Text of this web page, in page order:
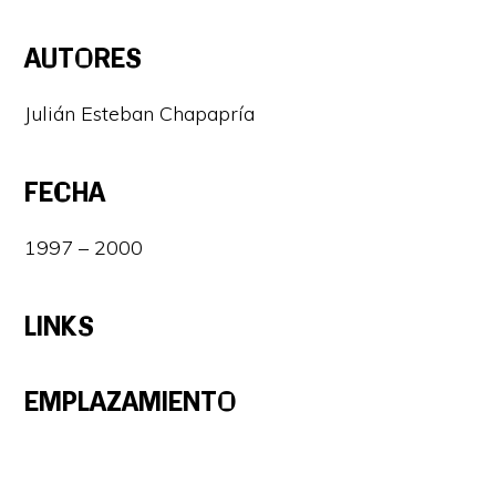
AUTORES
Julián Esteban Chapapría
FECHA
1997 – 2000
LINKS
EMPLAZAMIENTO